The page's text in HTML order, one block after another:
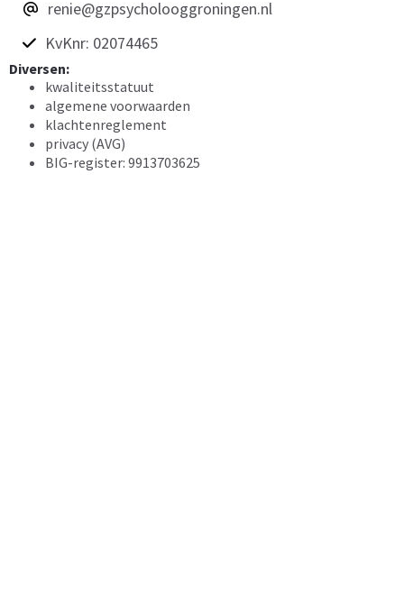
renie@gzpsycholooggroningen.nl
KvKnr: 02074465
Diversen:
kwaliteitsstatuut
algemene voorwaarden
klachtenreglement
privacy (AVG)
BIG-register: 9913703625